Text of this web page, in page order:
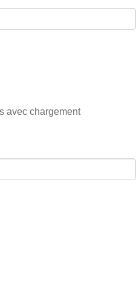
avec chargement